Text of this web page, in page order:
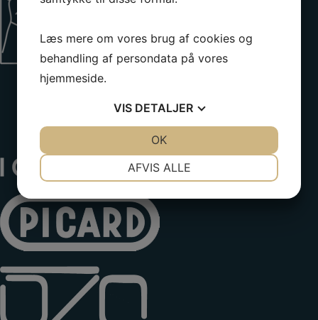
Læs mere om vores brug af cookies og
behandling af persondata på vores
hjemmeside.
VIS DETALJER
MARKETING
AFVIS ALLE
OK